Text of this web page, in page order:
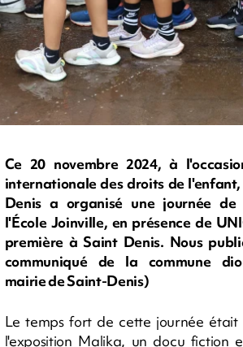
Ce 20 novembre 2024, à
internationale des droits de
Denis a organisé une journée de
l'École Joinville, en présence de
première à Saint­ Denis. Nous
communiqué de la commune
mairie de Saint-Denis)
Le temps fort de cette journée
l'exposition Malika, un docu­ fiction